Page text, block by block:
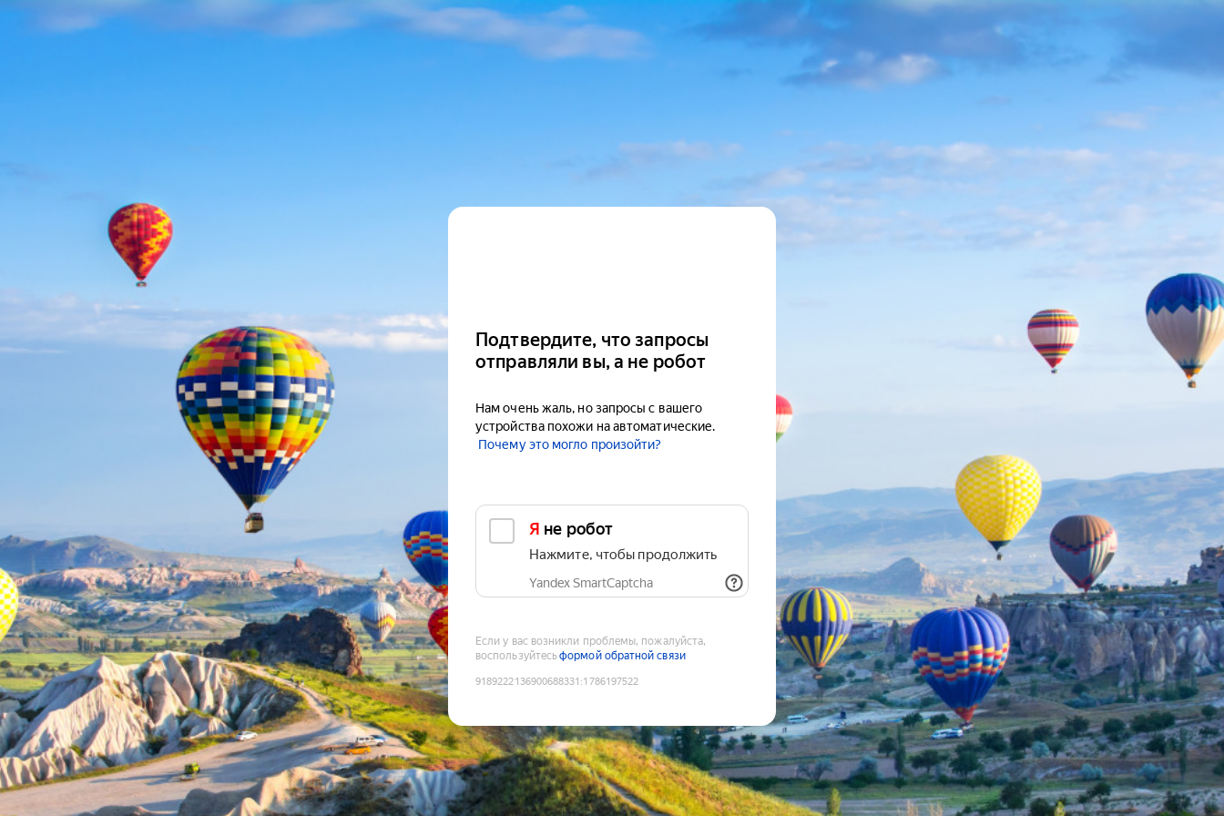
Подтвердите, что запросы
отправляли вы, а не робот
Нам очень жаль, но запросы с вашего
устройства похожи на автоматические.
Почему это могло произойти?
Я не робот
Нажмите, чтобы продолжить
Yandex SmartCaptcha
Если у вас возникли проблемы, пожалуйста,
воспользуйтесьформой обратной связи
9189222136900688331 :1786197522